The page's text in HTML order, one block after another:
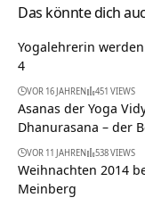
Das könnte dich
Yogalehrerin
4
VOR 16 JAHREN 451 VIEWS
Asanas der Yoga
Dhanurasana – der
VOR 11 JAHREN 538 VIEWS
Weihnachten 2014
Meinberg